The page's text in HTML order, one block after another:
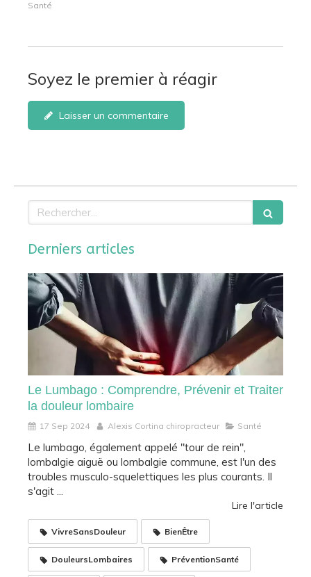
Santé
Soyez le premier à réagir
Laisser un commentaire
Rechercher
Derniers articles
Le Lumbago : Comprendre, Prévenir et Traiter
la douleur lombaire
17 Sep 2024 Alexis Cortina chiropracteur Santé
Le lumbago, également appelé "tour de rein",
lombalgie aiguë ou lombalgie commune, est l'un des
troubles musculo-squelettiques les plus courants. Il
s'agit ...
Lire l'article
VivreSansDouleur BienÊtre
DouleursLombaires PréventionSanté